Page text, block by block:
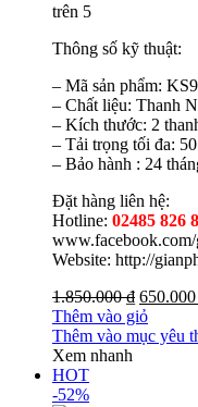
trên 5
Thông số kỹ thuật:
– Mã sản phẩm:
– Chất liệu: Thanh
– Kích thước: 2
– Tải trọng tối đa:
– Bảo hành : 24
Đặt hàng liên hệ:
Hotline: 02485 826
Website: http://
1.850.000 ₫
Thêm vào giỏ
Thêm vào mục yêu
Xem nhanh
HOT
-52%